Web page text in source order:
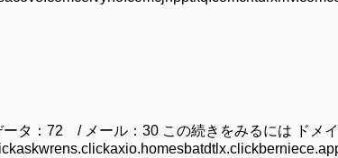
タ：72 / メール：30 この続きをみるには ドメ